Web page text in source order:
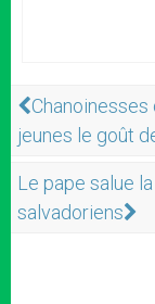
Chanoinesses
jeunes le goût
Le pape salue
salvadoriens